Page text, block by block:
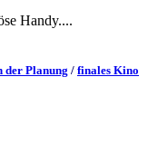
Handy....
der Planung / finales Kino